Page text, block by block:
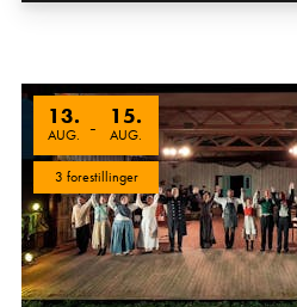
13.
AUG. - 15.
AUG.
3 forestillinger